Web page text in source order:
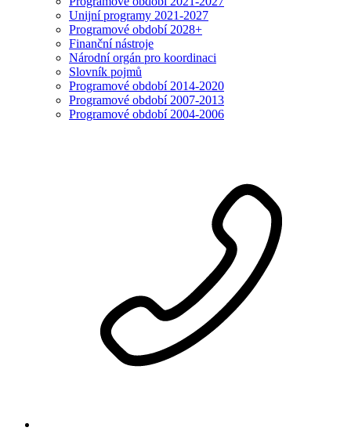
Unijní programy 2021-2027
Programové období 2028+
Finanční nástroje
Národní orgán pro koordinaci
Slovník pojmů
Programové období 2014-2020
Programové období 2007-2013
Programové období 2004-2006